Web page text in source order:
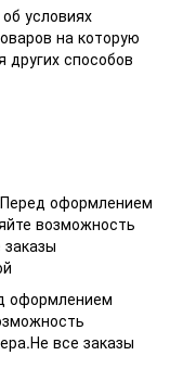
условиях
на которую
других способов
оформлением
возможность
оформлением
все заказы